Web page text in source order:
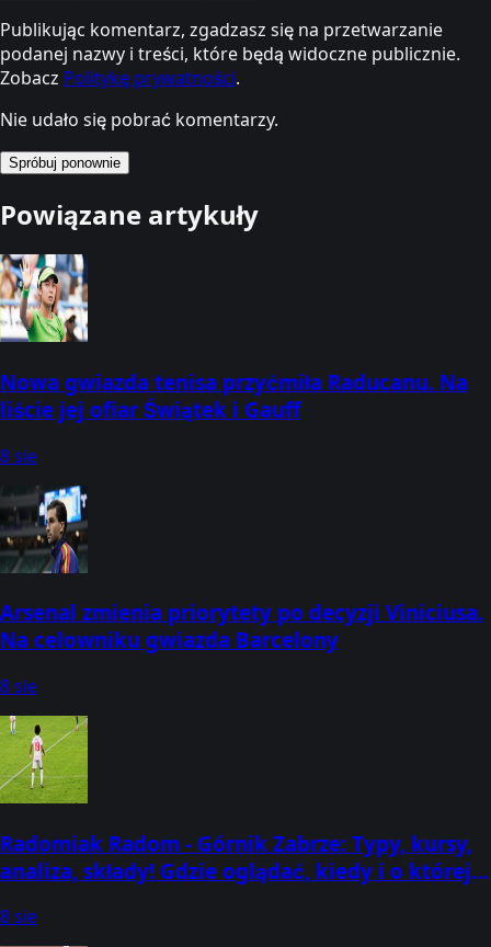
Publikując komentarz, zgadzasz się na przetwarzanie
podanej nazwy i treści, które będą widoczne publicznie.
Zobacz Politykę prywatności.
Nie udało się pobrać komentarzy.
Spróbuj ponownie
Powiązane artykuły
Nowa gwiazda tenisa przyćmiła Raducanu. Na
liście jej ofiar Świątek i Gauff
8 sie
Arsenal zmienia priorytety po decyzji Viniciusa.
Na celowniku gwiazda Barcelony
8 sie
Radomiak Radom - Górnik Zabrze: Typy, kursy,
analiza, składy! Gdzie oglądać, kiedy i o której
8 sie